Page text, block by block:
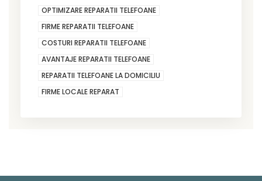
OPTIMIZARE REPARATII TELEFOANE
FIRME REPARATII TELEFOANE
COSTURI REPARATII TELEFOANE
AVANTAJE REPARATII TELEFOANE
REPARATII TELEFOANE LA DOMICILIU
FIRME LOCALE REPARAT